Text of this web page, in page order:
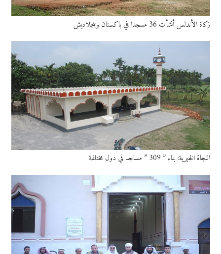
زكاة الأندلس أنشأت 36 مسجدا في باكستان وبنجلاديش
النجاة الخيرية: بناء ” 309 ” مساجد في دول مختلفة